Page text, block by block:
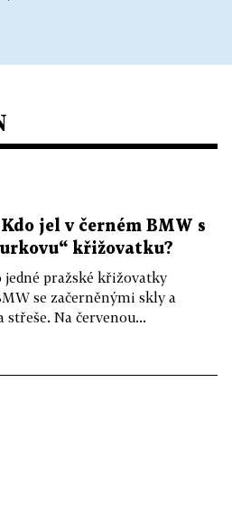
jel v černém BMW s
křižovatku?
jedné pražské křižovatky
se začerněnými skly a
Na červenou...